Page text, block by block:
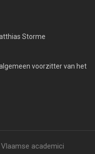
Storme
voorzitter van het
academici